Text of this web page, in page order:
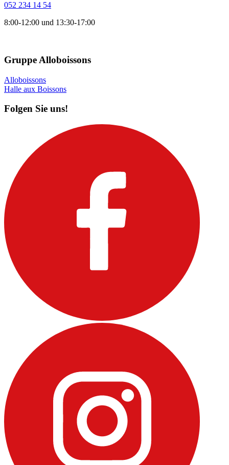
052 234 14 54
8:00-12:00 und 13:30-17:00
Gruppe Alloboissons
Alloboissons
Halle aux Boissons
Folgen Sie uns!